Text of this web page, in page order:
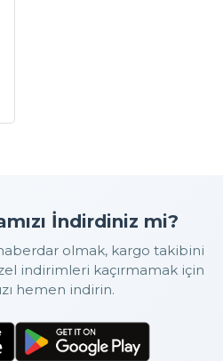
İndirdiniz mi?
olmak, kargo takibini
indirimleri kaçırmamak için
hemen indirin.